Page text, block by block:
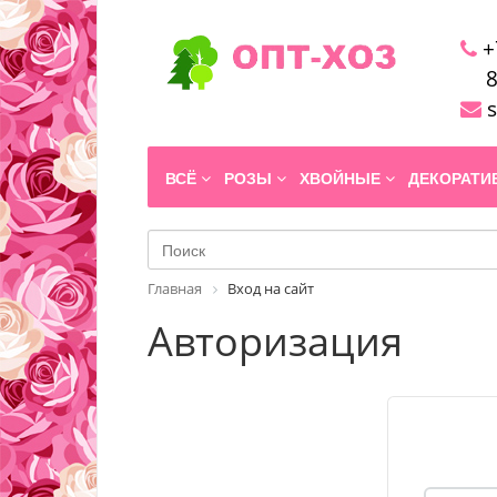
ВСЁ РОЗЫ ХВОЙНЫЕ
Главная Вход на сайт
Авторизация